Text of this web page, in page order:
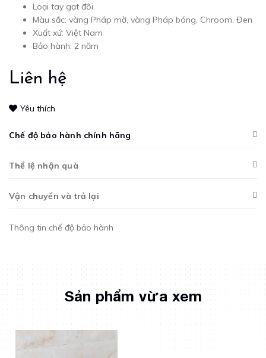
Loại tay gạt đôi
Màu sắc: vàng Pháp mờ, vàng Pháp bóng, Chroom, Đen
Xuất xứ: Việt Nam
Bảo hành: 2 năm
Liên hệ
Yêu thích
Chế độ bảo hành chính hãng
Thể lệ nhận quà
Vận chuyển và trả lại
Thông tin chế độ bảo hành
Sản phẩm vừa xem